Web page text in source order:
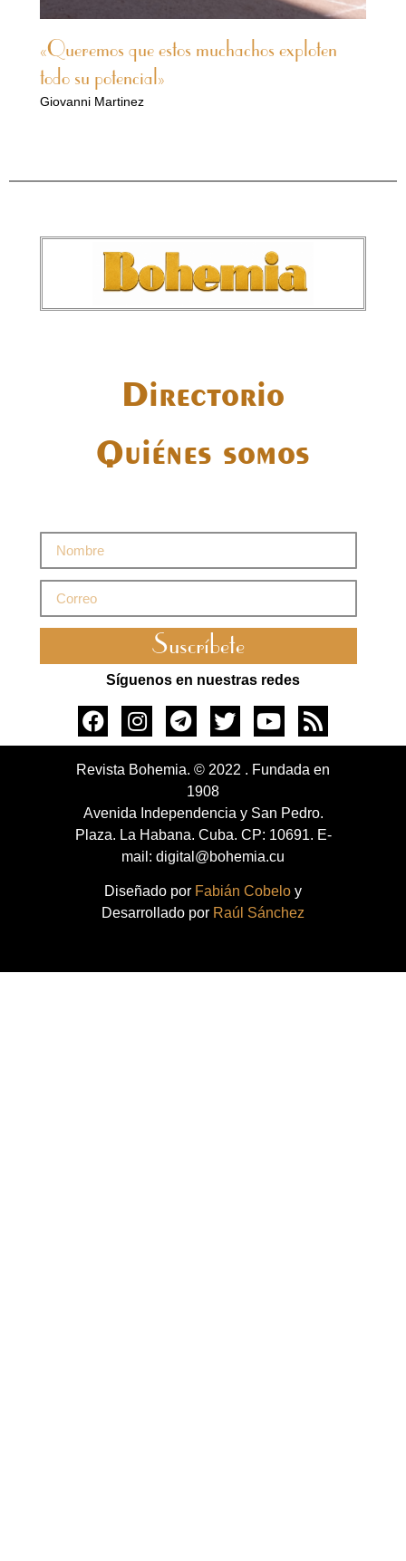
«Queremos que estos muchachos exploten
todo su potencial»
Giovanni Martinez
Directorio
Quiénes somos
Suscríbete
Síguenos en nuestras redes
Revista Bohemia. © 2022 . Fundada en
1908
Avenida Independencia y San Pedro.
Plaza. La Habana. Cuba. CP: 10691. E-
mail: digital@bohemia.cu
Diseñado por Fabián Cobelo y
Desarrollado por Raúl Sánchez